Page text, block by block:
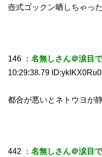
壺式ゴックン晒しちゃっ
146 ：名無しさん＠涙目で
10:29:38.79
都合が悪いとネトウヨが
442 ：名無しさん＠涙目で